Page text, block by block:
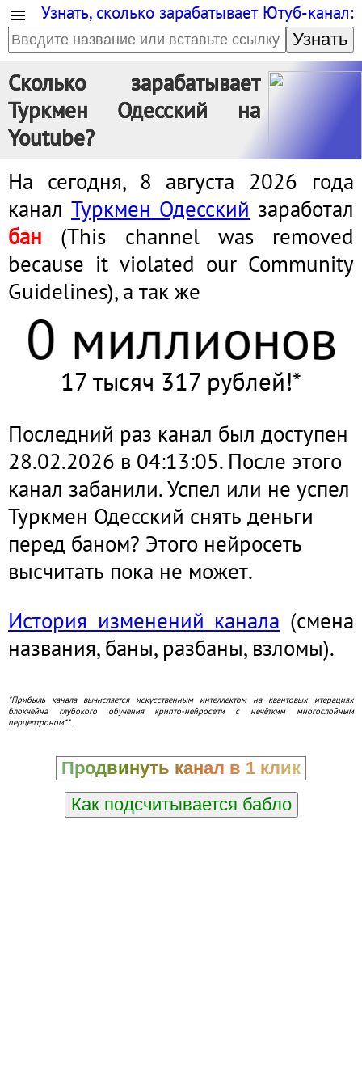
Узнать, сколько зарабатывает Ютуб-канал:
Узнать
Сколько зарабатывает
Туркмен Одесский на
Youtube?
На сегодня, 8 августа 2026 года
канал Туркмен Одесский заработал
бан (This channel was removed
because it violated our Community
Guidelines), а так же
0 миллионов
17 тысяч 317 рублей!*
Последний раз канал был доступен
28.02.2026 в 04:13:05. После этого
канал забанили. Успел или не успел
Туркмен Одесский снять деньги
перед баном? Этого нейросеть
высчитать пока не может.
История изменений канала (смена
названия, баны, разбаны, взломы).
*Прибыль канала вычисляется искусственным интеллектом на квантовых итерациях
блокчейна глубокого обучения крипто-нейросети с нечётким многослойным
перцептроном**.
Продвинуть канал в 1 клик
Как подсчитывается бабло